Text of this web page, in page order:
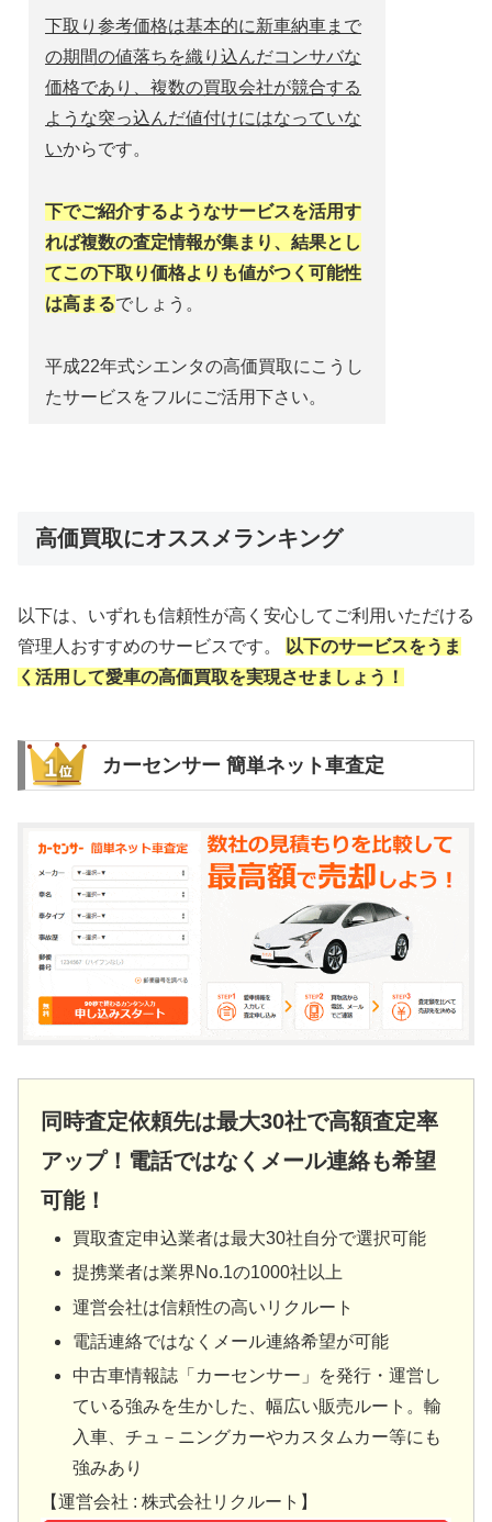
下取り参考価格は基本的に新車納車まで
の期間の値落ちを織り込んだコンサバな
価格であり、複数の買取会社が競合する
ような突っ込んだ値付けにはなっていな
いからです。
下でご紹介するようなサービスを活用す
れば複数の査定情報が集まり、結果とし
てこの下取り価格よりも値がつく可能性
は高まるでしょう。
平成22年式シエンタの高価買取にこうし
たサービスをフルにご活用下さい。
高価買取にオススメランキング
以下は、いずれも信頼性が高く安心してご利用いただける
管理人おすすめのサービスです。
以下のサービスをうま
く活用して愛車の高価買取を実現させましょう！
カーセンサー 簡単ネット車査定
同時査定依頼先は最大30社で高額査定率
アップ！電話ではなくメール連絡も希望
可能！
買取査定申込業者は最大30社自分で選択可能
提携業者は業界No.1の1000社以上
運営会社は信頼性の高いリクルート
電話連絡ではなくメール連絡希望が可能
中古車情報誌「カーセンサー」を発行・運営し
ている強みを生かした、幅広い販売ルート。輸
入車、チュ－ニングカーやカスタムカー等にも
強みあり
【運営会社 : 株式会社リクルート】